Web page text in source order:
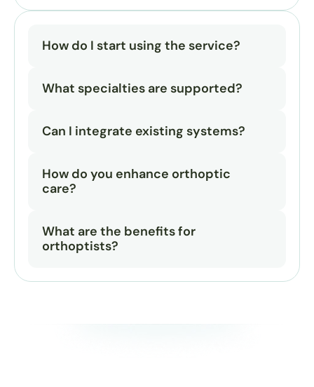
How do I start using the service?
What specialties are supported?
Can I integrate existing systems?
How do you enhance orthoptic
care?
What are the benefits for
orthoptists?